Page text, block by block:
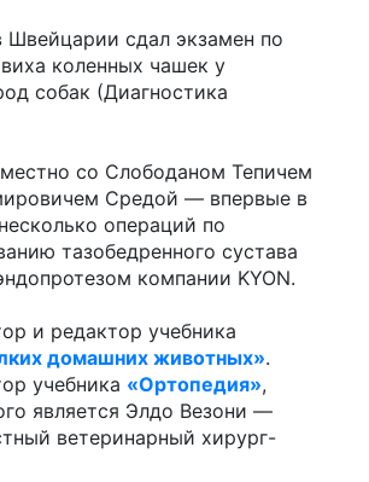
сдал экзамен по
коленных чашек у
собак (Диагностика
со Слободаном Тепичем
Средой — впервые в
операций по
тазобедренного сустава
компании KYON.
и редактор учебника
домашних животных».
учебника «Ортопедия»,
является Элдо Везони —
ветеринарный хирург-